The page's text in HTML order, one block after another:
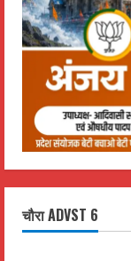
चौरा ADVST 6